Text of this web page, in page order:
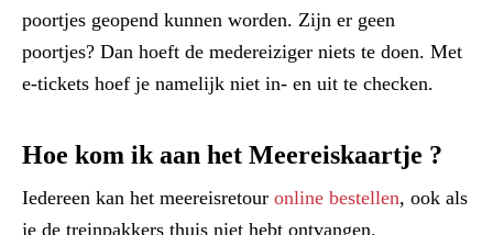
poortjes geopend kunnen worden. Zijn er geen
poortjes? Dan hoeft de medereiziger niets te doen. Met
e-tickets hoef je namelijk niet in- en uit te checken.
Hoe kom ik aan het Meereiskaartje ?
Iedereen kan het meereisretour online bestellen, ook als
je de treinpakkers thuis niet hebt ontvangen.